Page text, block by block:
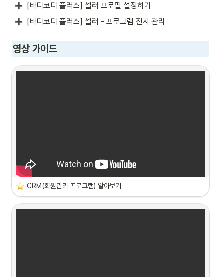
[바디코디 플러스] 셀러 프로필 설정하기
[바디코디 플러스] 셀러 - 프로그램 전시 관리
영상 가이드
CRM(회원관리 프로그램) 알아보기